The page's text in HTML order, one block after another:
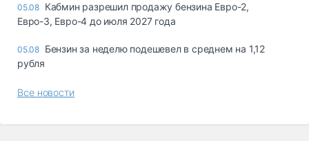
05.08 Кабмин разрешил продажу бензина Евро-2,
Евро-3, Евро-4 до июля 2027 года
05.08 Бензин за неделю подешевел в среднем на 1,12
рубля
Все новости